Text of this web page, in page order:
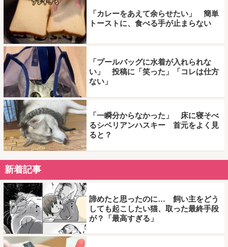
「カレーをあえて余らせたい」 簡単
トーストに、食べる手が止まらない
「プールバッグに水着が入れられな
い」 投稿に「笑った」「コレは仕方
ない」
「一瞬分からなかった」 床に寝そべ
るシベリアンハスキー 首元をよく見
ると？
新着記事
諦めたと思ったのに… 飼い主をどう
しても起こしたい猫、取った最終手段
が？「最高すぎる」